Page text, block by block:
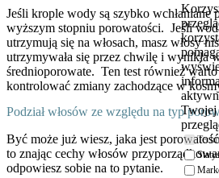
Jeśli krople wody są szybko wchłaniane
wyższym stopniu porowatości. Jeśli
utrzymują się na włosach, masz włosy
utrzymywała się przez chwilę i wynikła
średnioporowate. Ten test również
kontrolować zmiany zachodzące w
Podział włosów ze względu na typ
Być może już wiesz, jaka jest
to znając cechy włosów
odpowiesz sobie na to pytanie.
Twojej